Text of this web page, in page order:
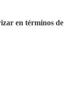
en términos de